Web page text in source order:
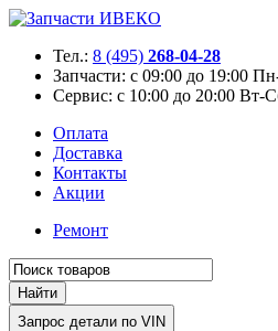
Тел.: 8 (495) 268-04-28
Запчасти: с 09:00 до 19:00
Сервис: с 10:00 до 20:00 Вт-
Оплата
Доставка
Контакты
Акции
Ремонт